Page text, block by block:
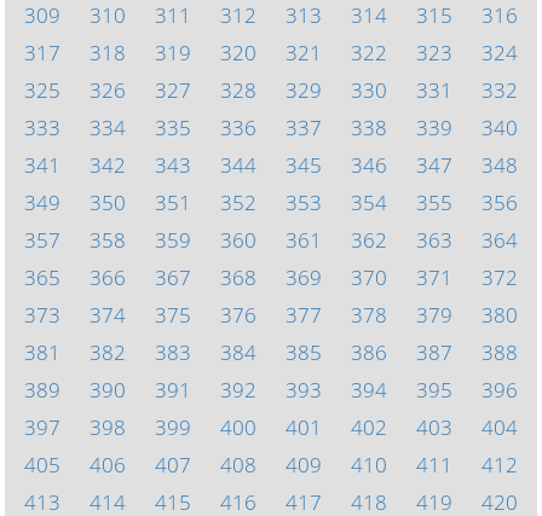
309
310 311 312 313 314 315
316
317
318 319 320 321 322 323
324
325
326 327 328 329 330 331
332
333
334 335 336 337 338 339
340
341
342 343 344 345 346 347
348
349
350 351 352 353 354 355
356
357
358 359 360 361 362 363
364
365
366 367 368 369 370 371
372
373
374 375 376 377 378 379
380
381
382 383 384 385 386 387
388
389
390 391 392 393 394 395
396
397
398 399 400 401 402 403
404
405
406 407 408 409 410 411
412
413
414 415 416 417 418 419 420